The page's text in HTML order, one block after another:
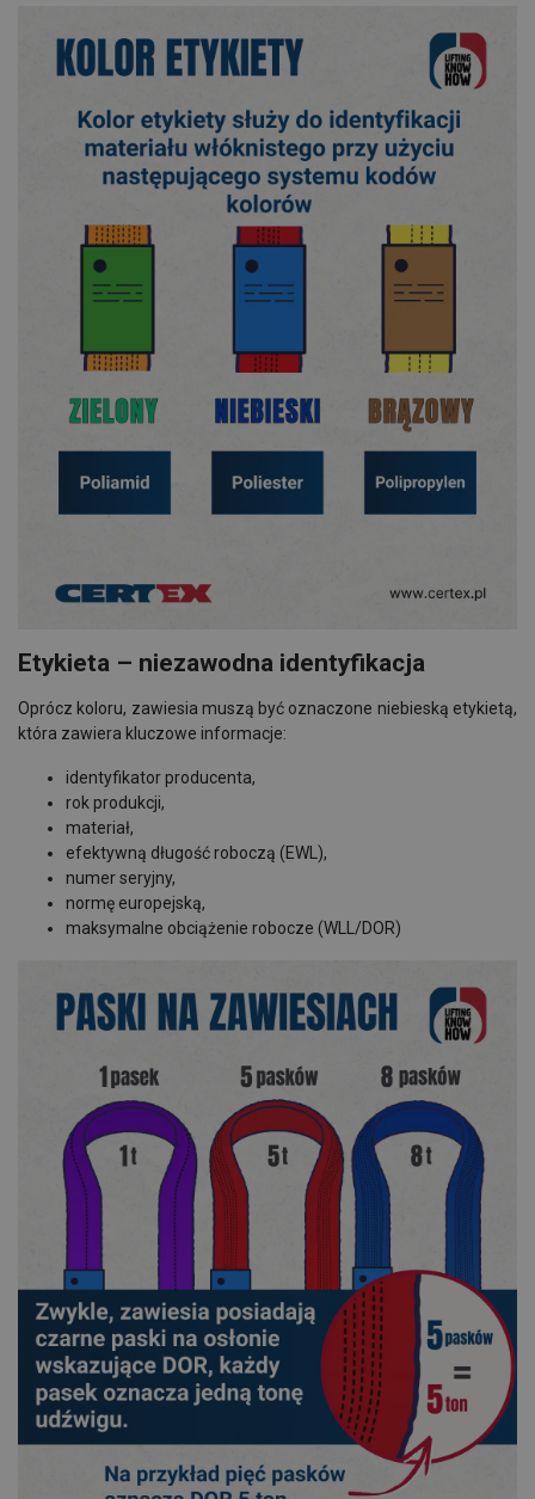
Etykieta – niezawodna identyfikacja
Oprócz koloru, zawiesia muszą być oznaczone niebieską etykietą,
która zawiera kluczowe informacje:
identyfikator producenta,
rok produkcji,
materiał,
efektywną długość roboczą (EWL),
numer seryjny,
normę europejską,
maksymalne obciążenie robocze (WLL/DOR)